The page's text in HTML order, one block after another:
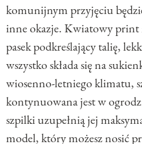
komunijnym przyjęciu
inne okazje. Kwiatowy print
pasek podkreślający talię,
wszystko składa się na
wiosenno-letniego klimatu,
kontynuowana jest w
szpilki uzupełnią jej
model, który możesz nosić